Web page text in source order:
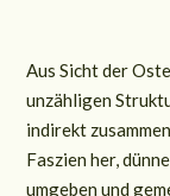
Aus Sicht der
unzähligen
indirekt
Faszien her,
umgeben und